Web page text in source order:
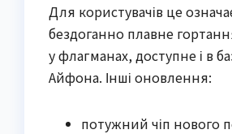
Для користувачів це
бездоганно плавне
у флагманах, доступне і в
Айфона. Інші оновлення:
потужний чіп нового